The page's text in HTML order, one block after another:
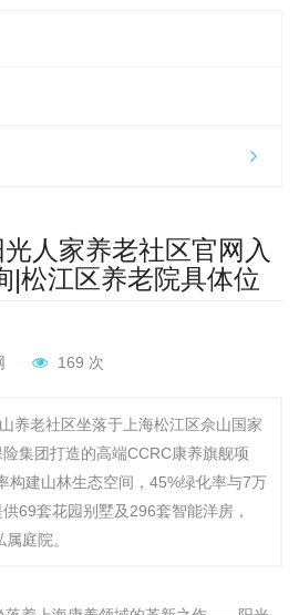
光人家养老社区官网入
|松江区养老院具体位
169 次
养老社区坐落于上海松江区佘山国家
集团打造的高端CCRC康养旗舰项
构建山林生态空间，45%绿化率与7万
69套花园别墅及296套智能洋房，
庭院。